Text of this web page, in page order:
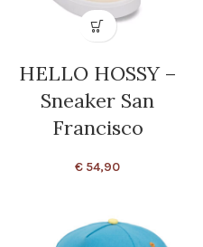
HELLO HOSSY –
Sneaker San
Francisco
€ 54,90